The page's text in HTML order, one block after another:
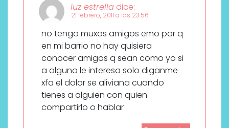
luz estrella dice:
21 febrero, 2011 a las 23:56
no tengo muxos amigos emo por q
en mi barrio no hay quisiera
conocer amigos q sean como yo si
a alguno le interesa solo diganme
xfa el dolor se aliviana cuando
tienes a alguien con quien
compartirlo o hablar